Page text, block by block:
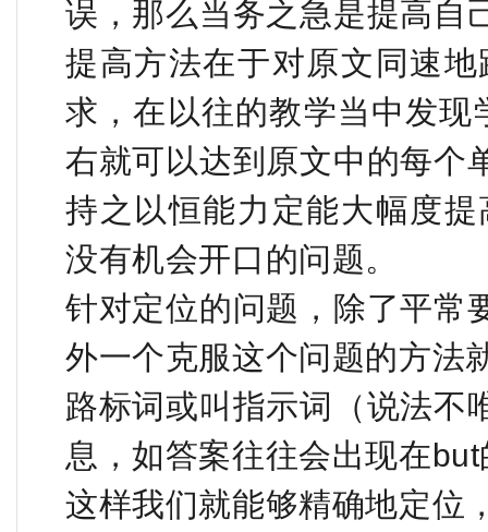
误，那么当务之急是提高自
提高方法在于对原文同速
求，在以往的教学当中发
右就可以达到原文中的每个
持之以恒能力定能大幅度
没有机会开口的问题。
针对定位的问题，除了平常
外一个克服这个问题的方法
路标词或叫指示词（说法不
息，如答案往往会出现在
这样我们就能够精确地定位